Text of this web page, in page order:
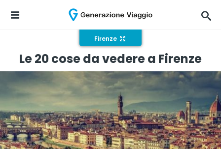
Firenze
Le 20 cose da vedere a Firenze